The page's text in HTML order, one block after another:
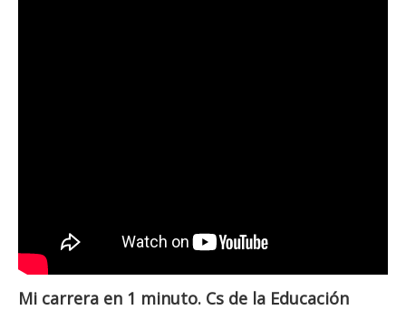
Mi carrera en 1 minuto. Cs de la Educación